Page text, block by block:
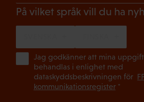
På vilket språk vill du ha
Jag godkänner att mina
behandlas i enlighet med
dataskyddsbeskrivningen för
kommunikationsregister*